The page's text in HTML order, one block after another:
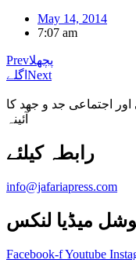
May 14, 2014
7:07 am
Prevپچھلا
اگلے Next
اجتماعی جد و جهد کا
آئینہ
info@jafariapress.com​
میڈیا لنکس
Facebook-fYoutube